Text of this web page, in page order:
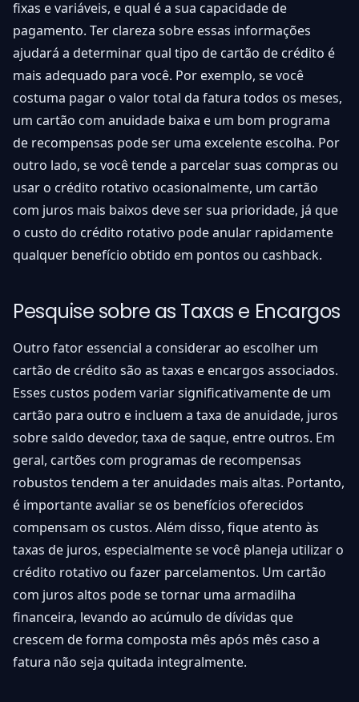
fixas e variáveis, e qual é a sua capacidade de
pagamento. Ter clareza sobre essas informações
ajudará a determinar qual tipo de cartão de crédito é
mais adequado para você. Por exemplo, se você
costuma pagar o valor total da fatura todos os meses,
um cartão com anuidade baixa e um bom programa
de recompensas pode ser uma excelente escolha. Por
outro lado, se você tende a parcelar suas compras ou
usar o crédito rotativo ocasionalmente, um cartão
com juros mais baixos deve ser sua prioridade, já que
o custo do crédito rotativo pode anular rapidamente
qualquer benefício obtido em pontos ou cashback.
Pesquise sobre as Taxas e Encargos
Outro fator essencial a considerar ao escolher um
cartão de crédito são as taxas e encargos associados.
Esses custos podem variar significativamente de um
cartão para outro e incluem a taxa de anuidade, juros
sobre saldo devedor, taxa de saque, entre outros. Em
geral, cartões com programas de recompensas
robustos tendem a ter anuidades mais altas. Portanto,
é importante avaliar se os benefícios oferecidos
compensam os custos. Além disso, fique atento às
taxas de juros, especialmente se você planeja utilizar o
crédito rotativo ou fazer parcelamentos. Um cartão
com juros altos pode se tornar uma armadilha
financeira, levando ao acúmulo de dívidas que
crescem de forma composta mês após mês caso a
fatura não seja quitada integralmente.